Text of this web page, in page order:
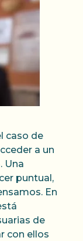
caso de
a un
Una
puntual,
En
de
con ellos